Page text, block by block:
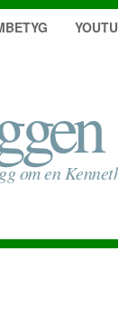
om en